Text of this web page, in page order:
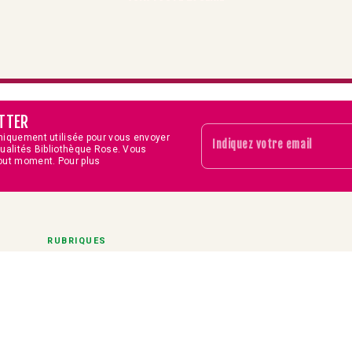
utilisée pour vous envoyer
Bibliothèque Rose. Vous
moment. Pour plus
Indiquez votre email
RUBRIQUES